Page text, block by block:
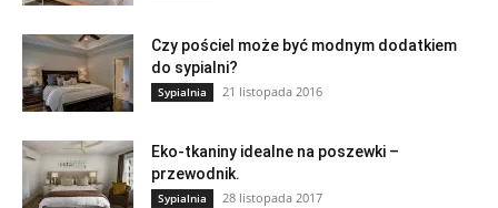
Czy pościel może być modnym dodatkiem
do sypialni?
Sypialnia 21 listopada 2016
Eko-tkaniny idealne na poszewki –
przewodnik.
Sypialnia 28 listopada 2017